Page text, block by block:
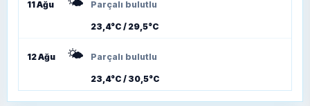
11 Ağu Parçalı bulutlu
23,4°C / 29,5°C
12 Ağu 🌤️ Parçalı bulutlu
23,4°C / 30,5°C